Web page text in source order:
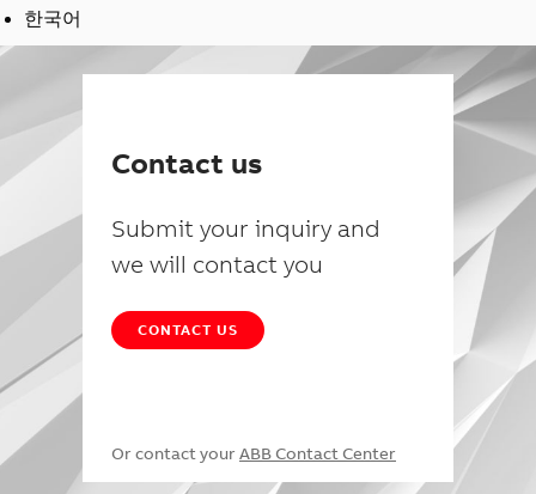
한국어
Contact us
Submit your inquiry and
we will contact you
CONTACT US
Or contact your ABB Contact Center